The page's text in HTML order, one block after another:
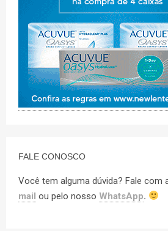
FALE CONOSCO
Você tem alguma dúvida? Fale com
mail ou pelo nosso WhatsApp.